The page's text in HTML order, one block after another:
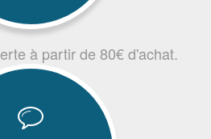
à partir de 80€ d'achat.